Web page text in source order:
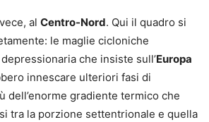
al Centro-Nord. Qui il quadro si
le maglie cicloniche
che insiste sull’Europa
innescare ulteriori fasi di
dell’enorme gradiente termico che
tra la porzione settentrionale e quella